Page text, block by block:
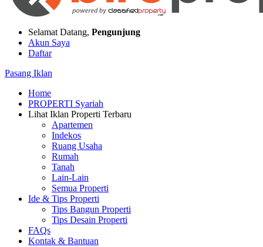
Selamat Datang, Pengunjung
Akun Saya
Daftar
Pasang Iklan
Home
PROPERTI Syariah
Lihat Iklan Properti Terbaru
Apartemen
Indekos
Ruang Usaha
Rumah
Tanah
Lain-Lain
Semua Properti
Ide & Tips Properti
Tips Bangun Properti
Tips Desain Properti
FAQs
Kontak & Bantuan